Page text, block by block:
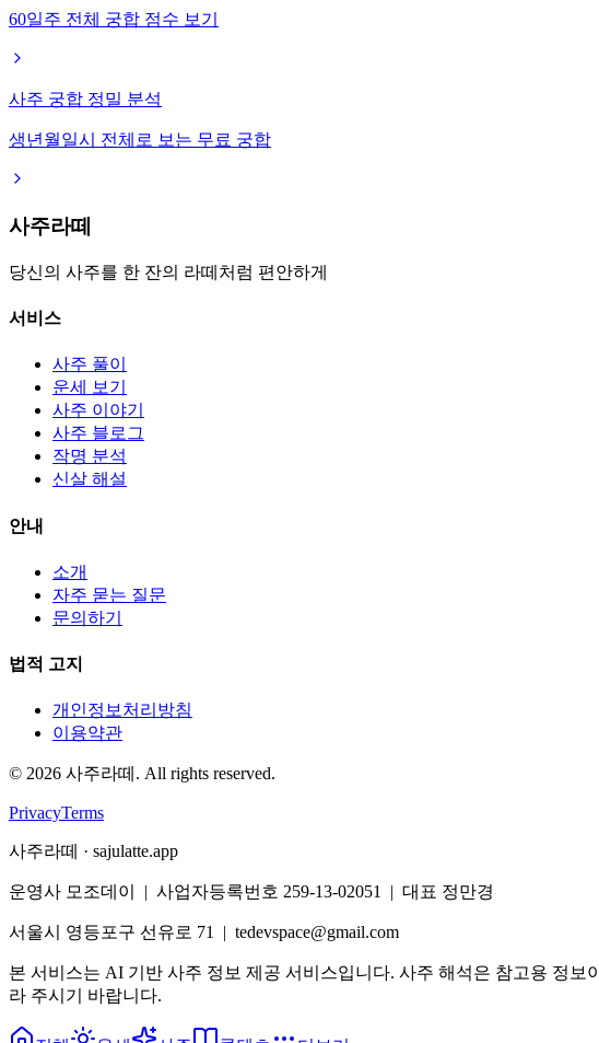
60일주 전체 궁합 점수 보기
사주 궁합 정밀 분석
생년월일시 전체로 보는 무료 궁합
사주라떼
당신의 사주를 한 잔의 라떼처럼 편안하게
서비스
사주 풀이
운세 보기
사주 이야기
사주 블로그
작명 분석
신살 해설
안내
소개
자주 묻는 질문
문의하기
법적 고지
개인정보처리방침
이용약관
© 2026 사주라떼. All rights reserved.
PrivacyTerms
사주라떼 · sajulatte.app
운영사 모조데이 | 사업자등록번호 259-13-02051 | 대표 정만경
서울시 영등포구 선유로 71 | tedevspace@gmail.com
본 서비스는 AI 기반 사주 정보 제공 서비스입니다. 사주 해석은 참고용 정
라 주시기 바랍니다.